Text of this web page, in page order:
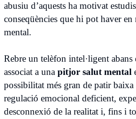
abusiu d’aquests ha motivat
conseqüències que hi pot haver en
mental.
Rebre un telèfon intel·ligent abans
associat a una pitjor salut mental
possibilitat més gran de patir
regulació emocional deficient,
desconnexió de la realitat i, fins i